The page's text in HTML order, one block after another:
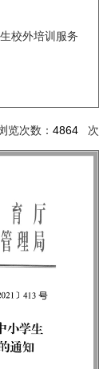
校外培训服务
览次数： 4864 次